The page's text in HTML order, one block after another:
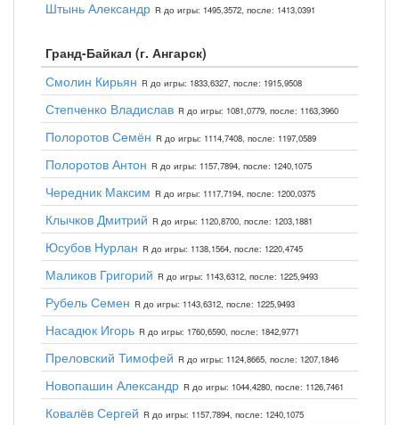
Штынь Александр R до игры: 1495,3572, после: 1413,0391
Гранд-Байкал (г. Ангарск)
Смолин Кирьян R до игры: 1833,6327, после: 1915,9508
Степченко Владислав R до игры: 1081,0779, после: 1163,3960
Полоротов Семён R до игры: 1114,7408, после: 1197,0589
Полоротов Антон R до игры: 1157,7894, после: 1240,1075
Чередник Максим R до игры: 1117,7194, после: 1200,0375
Клычков Дмитрий R до игры: 1120,8700, после: 1203,1881
Юсубов Нурлан R до игры: 1138,1564, после: 1220,4745
Маликов Григорий R до игры: 1143,6312, после: 1225,9493
Рубель Семен R до игры: 1143,6312, после: 1225,9493
Насадюк Игорь R до игры: 1760,6590, после: 1842,9771
Преловский Тимофей R до игры: 1124,8665, после: 1207,1846
Новопашин Александр R до игры: 1044,4280, после: 1126,7461
Ковалёв Сергей R до игры: 1157,7894, после: 1240,1075